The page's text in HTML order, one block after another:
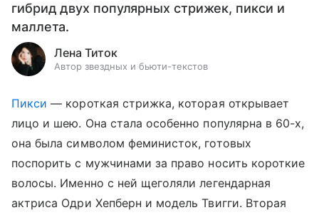
гибрид двух популярных стрижек, пикси и
маллета.
Лена Титок
Автор звездных и бьюти-текстов
Пикси — короткая стрижка, которая открывает
лицо и шею. Она стала особенно популярна в 60-х,
она была символом феминисток, готовых
поспорить с мужчинами за право носить короткие
волосы. Именно с ней щеголяли легендарная
актриса Одри Хепберн и модель Твигги. Вторая